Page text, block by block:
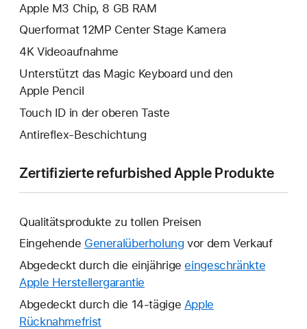
Apple M3 Chip, 8 GB RAM
Querformat 12MP Center Stage Kamera
4K Video­aufnahme
Unterstützt das Magic Keyboard und den
Apple Pencil
Touch ID in der oberen Taste
Antireflex-Beschichtung
Zertifizierte refurbished Apple Produkte
Qualitätsprodukte zu tollen Preisen
Eingehende Generalüberholung vor dem Verkauf
Abgedeckt durch die einjährige eingeschränkte
Apple Herstellergarantie
neues
Abgedeckt durch die 14-tägige Apple
RücknahmefristEin